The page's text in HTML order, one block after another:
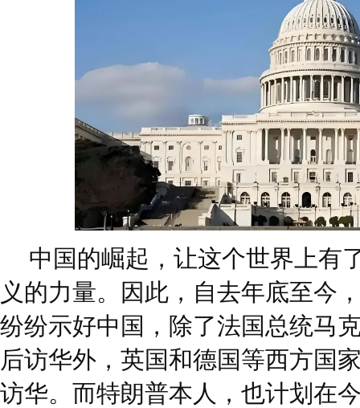
中国的崛起，让这个世界上有
义的力量。因此，自去年底至今
纷纷示好中国，除了法国总统马
后访华外，英国和德国等西方国
访华。而特朗普本人，也计划在